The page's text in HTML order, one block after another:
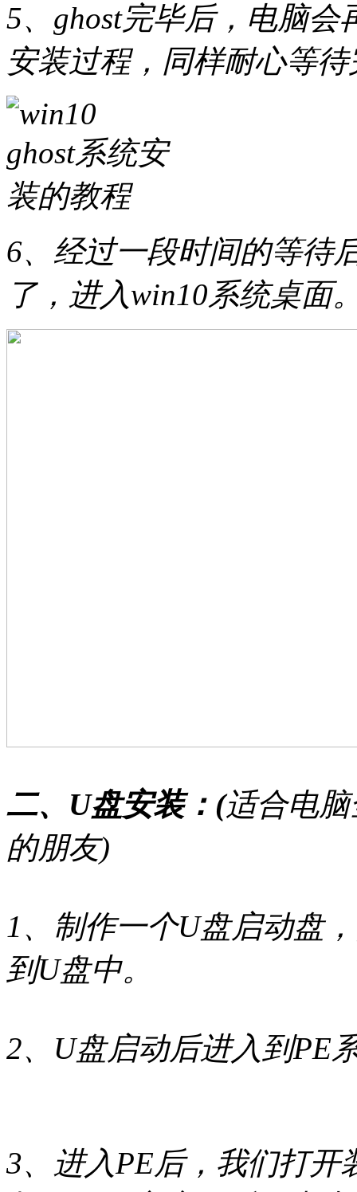
5、ghost完毕后，电脑会
安装过程，同样耐心等
6、经过一段时间的等待
了，进入win10系统桌面
二、U盘安装：(适合电
的朋友)
1、制作一个U盘启动盘
到U盘中。
2、U盘启动后进入到PE
3、进入PE后，我们打开